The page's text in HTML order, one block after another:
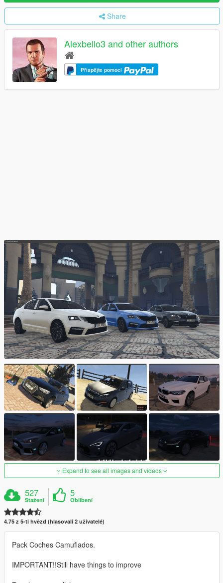
Share
Alexbello3 and other authors
Přispějte pomocí
Expand to see all images and videos
527
Stažení
5
Oblíbení
4.75 z 5-ti hvězd (hlasovali 2 uživatelé)
Pack Coches Camuflados.
IMPORTANT!!Still have things to improve